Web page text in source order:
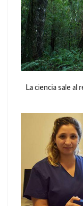
La ciencia sale al